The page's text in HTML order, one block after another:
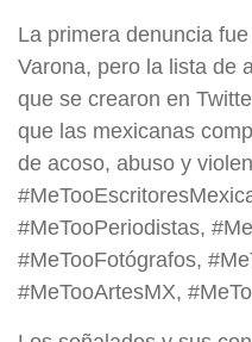
La primera denuncia
Varona, pero la lista de
que se crearon en
que las mexicanas
de acoso, abuso y
#MeTooPeriodistas,
#MeTooFotógrafos,
#MeTooArtesMX,